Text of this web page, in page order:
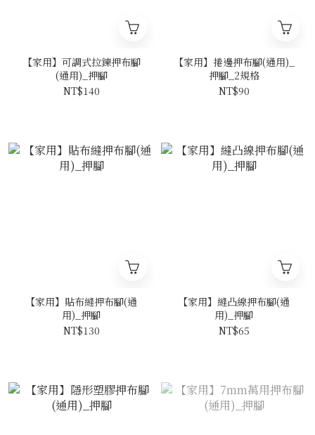
【家用】可調式拉鍊押布腳
(通用)_押腳
NT$140
【家用】捲邊押布腳(通用)_
押腳_2規格
NT$90
【家用】貼布縫押布腳(通
用)_押腳
NT$130
【家用】縫凸線押布腳(通
用)_押腳
NT$65